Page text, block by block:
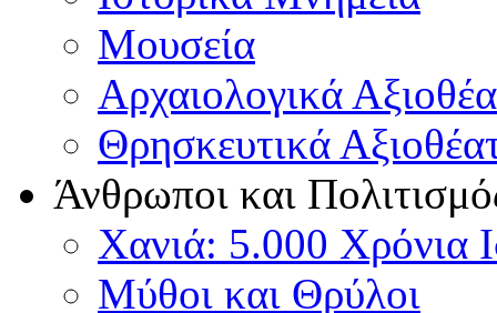
Μουσεία
Αρχαιολογικά
Θρησκευτικά
Άνθρωποι και
Χανιά: 5.000 Χρόνια
Μύθοι και Θρύλοι